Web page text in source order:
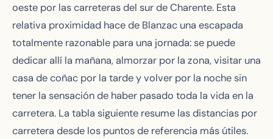
oeste por las carreteras del sur de Charente. Esta
relativa proximidad hace de Blanzac una escapada
totalmente razonable para una jornada: se puede
dedicar allí la mañana, almorzar por la zona, visitar una
casa de coñac por la tarde y volver por la noche sin
tener la sensación de haber pasado toda la vida en la
carretera. La tabla siguiente resume las distancias por
carretera desde los puntos de referencia más útiles.